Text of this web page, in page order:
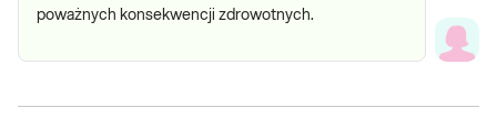
poważnych konsekwencji zdrowotnych.